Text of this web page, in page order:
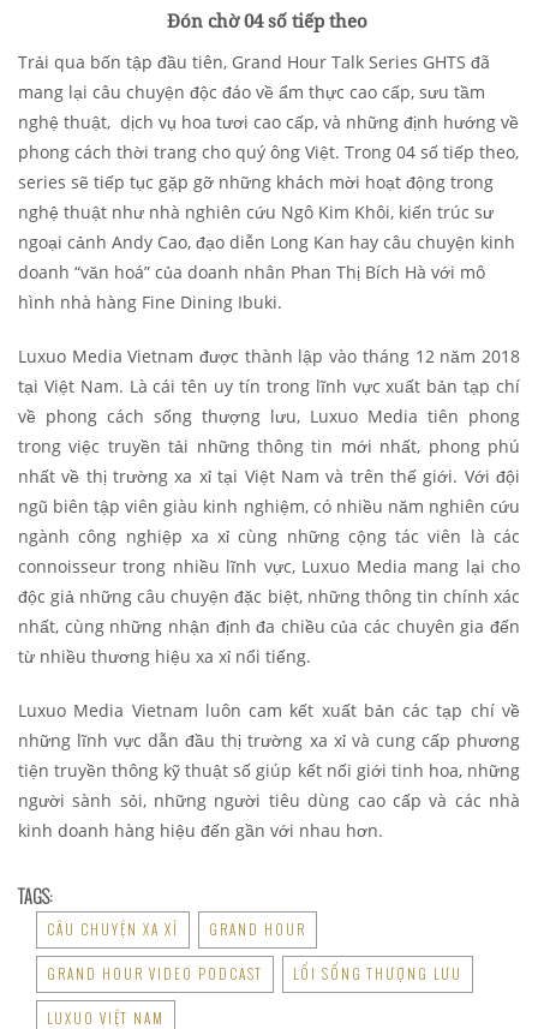
Đón chờ 04 số tiếp theo
Trải qua bốn tập đầu tiên, Grand Hour Talk Series GHTS đã
mang lại câu chuyện độc đáo về ẩm thực cao cấp, sưu tầm
nghệ thuật, dịch vụ hoa tươi cao cấp, và những định hướng về
phong cách thời trang cho quý ông Việt. Trong 04 số tiếp theo,
series sẽ tiếp tục gặp gỡ những khách mời hoạt động trong
nghệ thuật như nhà nghiên cứu Ngô Kim Khôi, kiến trúc sư
ngoại cảnh Andy Cao, đạo diễn Long Kan hay câu chuyện kinh
doanh “văn hoá” của doanh nhân Phan Thị Bích Hà với mô
hình nhà hàng Fine Dining Ibuki.
Luxuo Media Vietnam được thành lập vào tháng 12 năm 2018
tại Việt Nam. Là cái tên uy tín trong lĩnh vực xuất bản tạp chí
về phong cách sống thượng lưu, Luxuo Media tiên phong
trong việc truyền tải những thông tin mới nhất, phong phú
nhất về thị trường xa xỉ tại Việt Nam và trên thế giới. Với đội
ngũ biên tập viên giàu kinh nghiệm, có nhiều năm nghiên cứu
ngành công nghiệp xa xỉ cùng những cộng tác viên là các
connoisseur trong nhiều lĩnh vực, Luxuo Media mang lại cho
độc giả những câu chuyện đặc biệt, những thông tin chính xác
nhất, cùng những nhận định đa chiều của các chuyên gia đến
từ nhiều thương hiệu xa xỉ nổi tiếng.
Luxuo Media Vietnam luôn cam kết xuất bản các tạp chí về
những lĩnh vực dẫn đầu thị trường xa xỉ và cung cấp phương
tiện truyền thông kỹ thuật số giúp kết nối giới tinh hoa, những
người sành sỏi, những người tiêu dùng cao cấp và các nhà
kinh doanh hàng hiệu đến gần với nhau hơn.
TAGS:
CÂU CHUYỆN XA XỈ GRAND HOUR
GRAND HOUR VIDEO PODCAST LỐI SỐNG THƯỢNG LƯU
LUXUO VIỆT NAM